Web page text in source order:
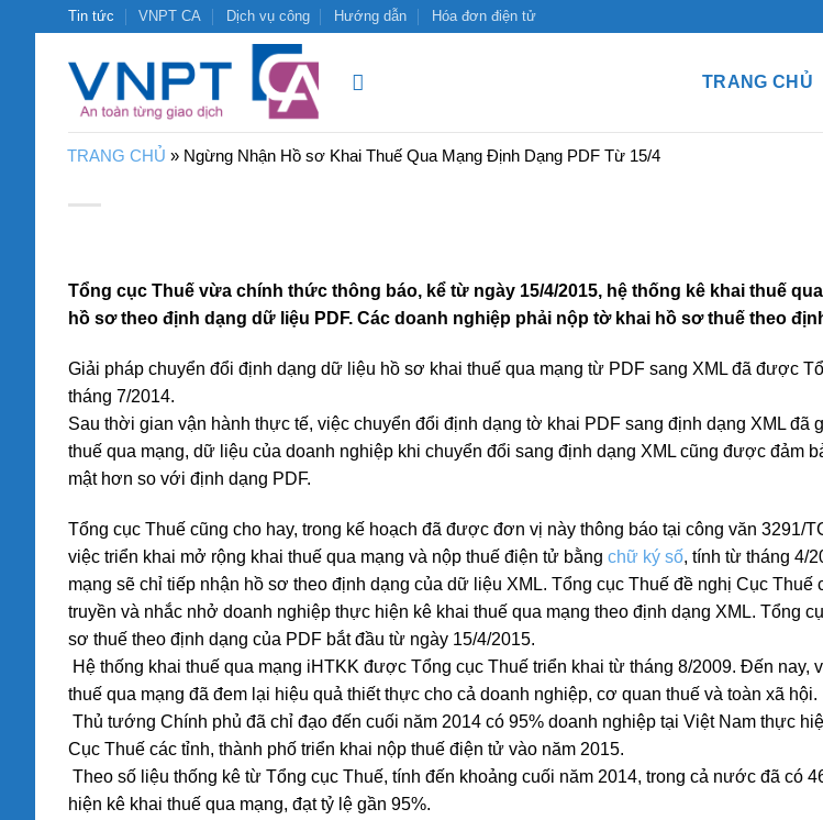
Tin tức VNPT CA Dịch vụ công Hướng dẫn Hóa đơn điện tử
TRANG CHỦ
TRANG CHỦ » Ngừng Nhận Hồ sơ Khai Thuế Qua Mạng Định Dạng PDF Từ 15/4
Tổng cục Thuế vừa chính thức thông báo, kể từ ngày 15/4/2015, hệ thống kê khai thuế
hồ sơ theo định dạng dữ liệu PDF. Các doanh nghiệp phải nộp tờ khai hồ sơ thuế theo
Giải pháp chuyển đổi định dạng dữ liệu hồ sơ khai thuế qua mạng từ PDF sang XML đã được
tháng 7/2014.
Sau thời gian vận hành thực tế, việc chuyển đổi định dạng tờ khai PDF sang định dạng XML đã
thuế qua mạng, dữ liệu của doanh nghiệp khi chuyển đổi sang định dạng XML cũng được đảm
mật hơn so với định dạng PDF.
Tổng cục Thuế cũng cho hay, trong kế hoạch đã được đơn vị này thông báo tại công văn 3291/
việc triển khai mở rộng khai thuế qua mạng và nộp thuế điện tử bằng chữ ký số, tính từ tháng 4/
mạng sẽ chỉ tiếp nhận hồ sơ theo định dạng của dữ liệu XML. Tổng cục Thuế đề nghị Cục Thuế
truyền và nhắc nhở doanh nghiệp thực hiện kê khai thuế qua mạng theo định dạng XML. Tổng
sơ thuế theo định dạng của PDF bắt đầu từ ngày 15/4/2015.
Hệ thống khai thuế qua mạng iHTKK được Tổng cục Thuế triển khai từ tháng 8/2009. Đến nay,
thuế qua mạng đã đem lại hiệu quả thiết thực cho cả doanh nghiệp, cơ quan thuế và toàn xã hội.
Thủ tướng Chính phủ đã chỉ đạo đến cuối năm 2014 có 95% doanh nghiệp tại Việt Nam thực
Cục Thuế các tỉnh, thành phố triển khai nộp thuế điện tử vào năm 2015.
Theo số liệu thống kê từ Tổng cục Thuế, tính đến khoảng cuối năm 2014, trong cả nước đã có
hiện kê khai thuế qua mạng, đạt tỷ lệ gần 95%.